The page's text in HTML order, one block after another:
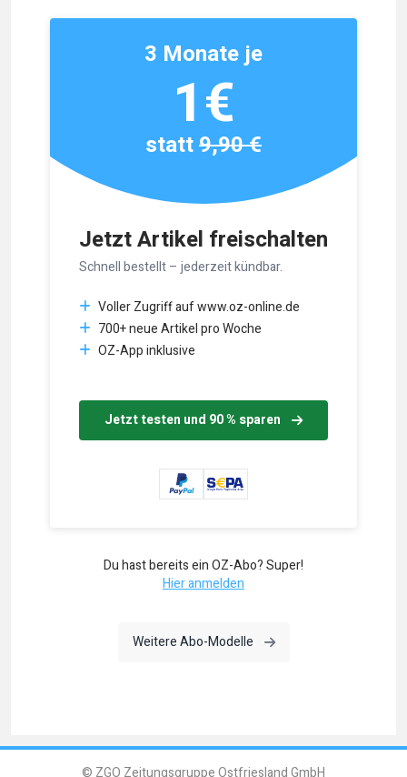
Jetzt Artikel freischalten
Schnell bestellt – jederzeit kündbar.
Voller Zugriff auf www.oz-online.de
700+ neue Artikel pro Woche
OZ-App inklusive
Jetzt testen und 90 % sparen
3 Monate je
1€
statt9,90 €
Du hast bereits ein OZ-Abo? Super!
Hier anmelden
Weitere Abo-Modelle
© ZGO Zeitungsgruppe Ostfriesland GmbH